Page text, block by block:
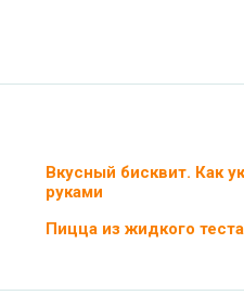
Вкусный бисквит. Как
руками
Пицца из жидкого теста